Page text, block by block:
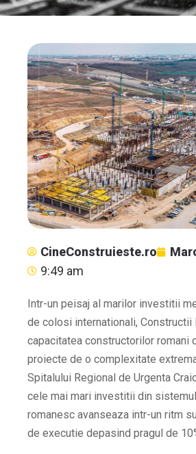
CineConstruieste.ro
9:49 am
Intr-un peisaj al marilor investitii
de colosi internationali, Constructii
capacitatea constructorilor romani
proiecte de o complexitate
Spitalului Regional de Urgenta
cele mai mari investitii din
romanesc avanseaza intr-un ritm
de executie depasind pragul de